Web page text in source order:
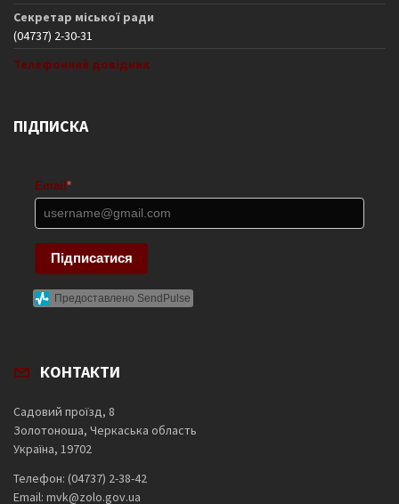
Секретар міської ради
(04737) 2-30-31
Телефонний довідник
ПІДПИСКА
Email *
Підписатися
Предоставлено SendPulse
КОНТАКТИ
Садовий проїзд, 8
Золотоноша, Черкаська область
Україна, 19702
Телефон: (04737) 2-38-42
Email: mvk@zolo.gov.ua